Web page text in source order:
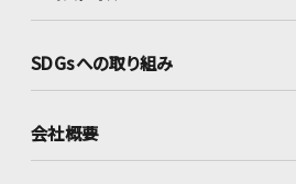
SDGsへの取り組み
会社概要